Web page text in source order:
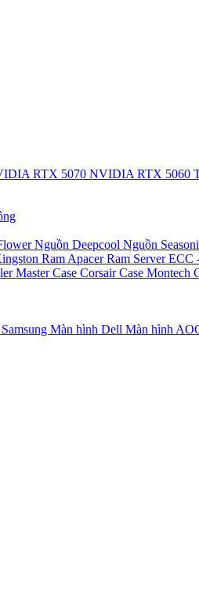
RTX 5070 NVIDIA RTX 5060
Nguồn Deepcool Nguồn
Ram ApacerRam Server ECC
MasterCase CorsairCase Montech
Màn hình Dell Màn hình